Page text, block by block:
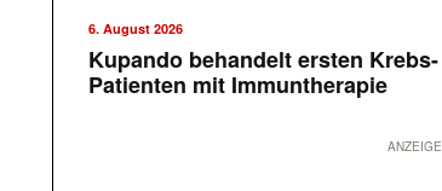
6. August 2026
Kupando behandelt ersten Krebs-
Patienten mit Immuntherapie
ANZEIGE